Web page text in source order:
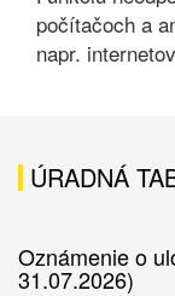
počítačoch a
napr.
ÚRADNÁ
Oznámenie o
31.07.2026)